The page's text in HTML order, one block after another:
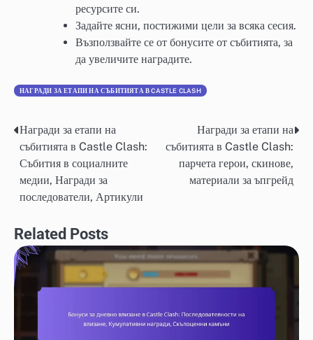
ресурсите си.
Задайте ясни, постижими цели за всяка сесия.
Възползвайте се от бонусите от събитията, за
да увеличите наградите.
НАГРАДИ ЗА ЕТАПИ НА СЪБИТИЯТА В CASTLE CLASH
Post
navigation
Награди за етапи на
събитията в Castle Clash:
Събития в социалните
медии, Награди за
последователи, Артикули
Награди за етапи на
събитията в Castle Clash:
парчета герои, скинове,
материали за ъпгрейд
Related Posts